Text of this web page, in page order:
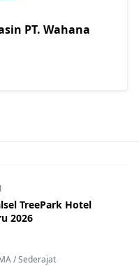
PT. Wahana
TreePark Hotel
2026
/ Sederajat